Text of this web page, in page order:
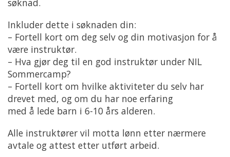
søknad.
Inkluder dette i søknaden din:
– Fortell kort om deg selv og din motivasjon for å
være instruktør.
– Hva gjør deg til en god instruktør under NIL
Sommercamp?
– Fortell kort om hvilke aktiviteter du selv har
drevet med, og om du har noe erfaring
med å lede barn i 6-10 års alderen.
Alle instruktører vil motta lønn etter nærmere
avtale og attest etter utført arbeid.